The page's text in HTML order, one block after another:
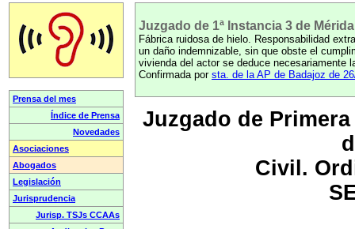
Juzgado de 1ª Instancia 3 de
Fábrica ruidosa de hielo. Responsabilidad
un daño indemnizable, sin que obste el
vivienda del actor se deduce necesariamente
Confirmada por sta. de la AP de Badajoz de
Juzgado de
Civil.